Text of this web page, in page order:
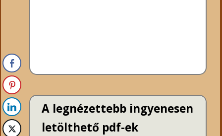
A legnézettebb ingyenesen
letölthető pdf-ek